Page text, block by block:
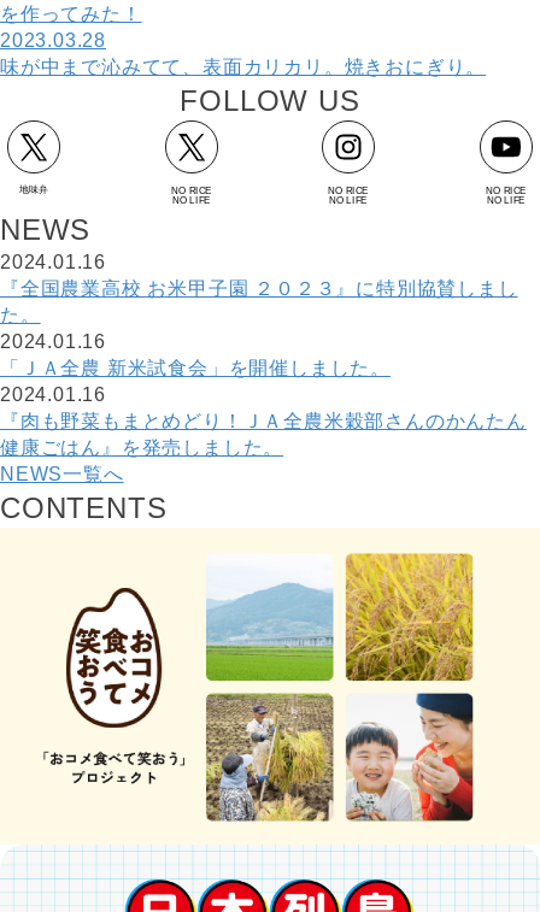
を作ってみた！
2023.03.28
味が中まで沁みてて、表面カリカリ。焼きおにぎり。
FOLLOW US
地味弁
NO RICE
NO LIFE
NO RICE
NO LIFE
NO RICE
NO LIFE
NEWS
2024.01.16
『全国農業高校 お米甲子園 ２０２３』に特別協賛しまし
た。
2024.01.16
「ＪＡ全農 新米試食会」を開催しました。
2024.01.16
『肉も野菜もまとめどり！ＪＡ全農米穀部さんのかんたん
健康ごはん』を発売しました。
NEWS一覧へ
CONTENTS